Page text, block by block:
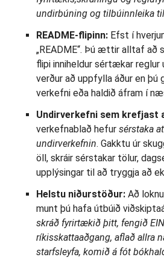
undirbúning og tilbúinnleika
README-flipinn: Efst í
„README“. Þú ættir alltaf að
flipi inniheldur sértækar reglur
verður að uppfylla áður en
verkefni eða haldið áfram í
Undirverkefni sem krefjast
verkefnablað hefur sérstaka
undirverkefnin. Gakktu úr
öll, skráir sérstakar tölur,
upplýsingar til að tryggja að
Helstu niðurstöður: Að loknu
munt þú hafa útbúið
skráð fyrirtækið þitt, fengið
ríkisskattaaðgang, aflað allra
starfsleyfa, komið á fót